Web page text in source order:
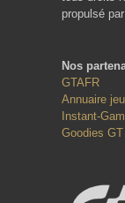
propulsé par
Nos
GTAFR
Annuaire
Instant-
Goodies GT